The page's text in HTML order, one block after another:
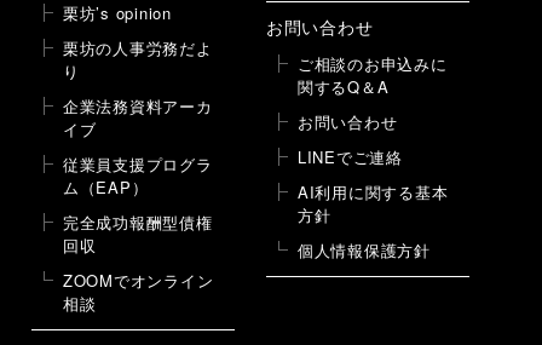
栗坊’s opinion
栗坊の人事労務だよ
り
企業法務資料アーカ
イブ
従業員支援プログラ
ム（EAP）
完全成功報酬型債権
回収
ZOOMでオンライン
相談
お問い合わせ
ご相談のお申込みに
関するQ＆A
お問い合わせ
LINEでご連絡
AI利用に関する基本
方針
個人情報保護方針